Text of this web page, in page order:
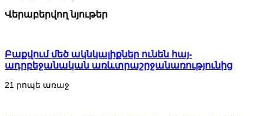
Վերաբերվող նյութեր
Բաքվում մեծ ակնկալիքներ ունեն հայ-
ադրբեջանական առևտրաշրջանառությունից
21 րոպե առաջ